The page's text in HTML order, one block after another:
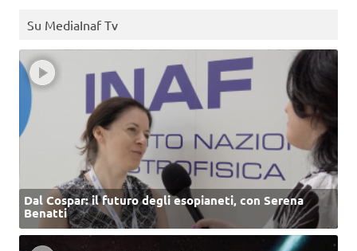
Su MediaInaf Tv
Dal Cospar: il futuro degli esopianeti, con Serena
Benatti